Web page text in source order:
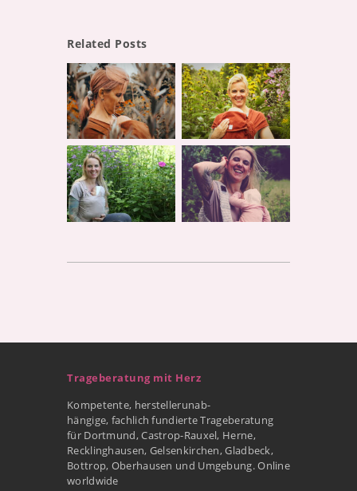
Related Posts
Trageberatung mit Herz
Kompetente, herstellerunab-
hängige, fachlich fundierte Trageberatung
für Dortmund, Castrop-Rauxel, Herne,
Recklinghausen, Gelsenkirchen, Gladbeck,
Bottrop, Oberhausen und Umgebung. Online
worldwide